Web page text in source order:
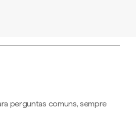
perguntas comuns, sempre